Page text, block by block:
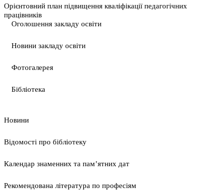
Орієнтовний план підвищення кваліфікації педагогічних
працівників
Оголошення закладу освіти
Новини закладу освіти
Фотогалерея
Бібліотека
Новини
Відомості про бібліотеку
Календар знаменних та пам’ятних дат
Рекомендована література по професіям